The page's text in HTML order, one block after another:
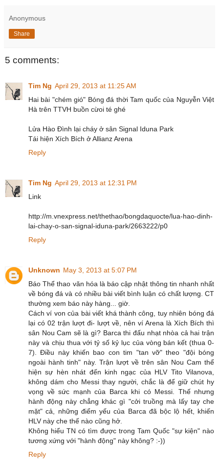
Anonymous
Share
5 comments:
Tim Ng April 29, 2013 at 11:25 AM
Hai bài "chém gió" Bóng đá thời Tam quốc của Nguyễn Việt
Hà trên TTVH buồn cừoi té ghé
Lửa Hào Đình lại cháy ở sân Signal Iduna Park
Tái hiện Xích Bích ở Allianz Arena
Reply
Tim Ng April 29, 2013 at 12:31 PM
Link
http://m.vnexpress.net/thethao/bongdaquocte/lua-hao-dinh-
lai-chay-o-san-signal-iduna-park/2663222/p0
Reply
Unknown May 3, 2013 at 5:07 PM
Báo Thể thao văn hóa là báo cập nhật thông tin nhanh nhất
về bóng đá và có nhiều bài viết bình luận có chất lượng. CT
thường xem báo này hàng... giờ.
Cách ví von của bài viết khá thành công, tuy nhiên bóng đá
lại có 02 trận lượt đi- lượt về, nên ví Arena là Xích Bích thì
sân Nou Cam sẽ là gì? Barca thi đấu nhạt nhòa cả hai trận
này và chịu thua với tỷ số kỷ lục của vòng bán kết (thua 0-
7). Điều này khiến bao con tim "tan vỡ" theo "đội bóng
ngoài hành tinh" này. Trận lượt về trên sân Nou Cam thể
hiện sự hèn nhát đến kinh ngạc của HLV Tito Vilanova,
không dám cho Messi thay người, chắc là để giữ chút hy
vọng về sức mạnh của Barca khi có Messi. Thế nhưng
hành động này chẳng khác gì "cởi truồng mà lấy tay che
mặt" cả, những điểm yếu của Barca đã bộc lộ hết, khiến
HLV này che thế nào cũng hở.
Không hiểu TN có tìm được trong Tam Quốc "sự kiện" nào
tương xứng với "hành động" này không? :-))
Reply